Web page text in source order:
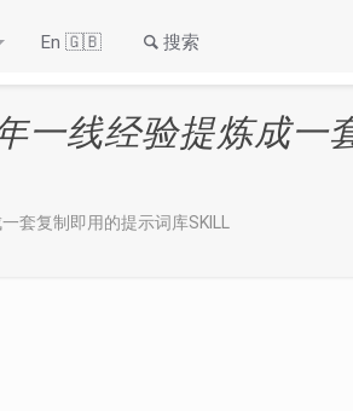
En 🇬🇧 搜索
一线经验提炼成一
套复制即用的提示词库SKILL